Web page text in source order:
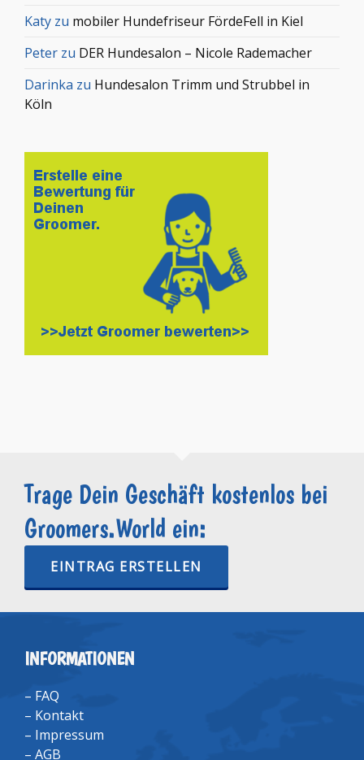
Katy zu mobiler Hundefriseur FördeFell in Kiel
Peter zu DER Hundesalon – Nicole Rademacher
Darinka zu Hundesalon Trimm und Strubbel in
Köln
Trage Dein Geschäft kostenlos bei
Groomers.World ein:
EINTRAG ERSTELLEN
INFORMATIONEN
– FAQ
– Kontakt
– Impressum
– AGB